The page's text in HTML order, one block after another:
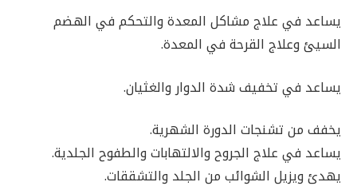
يساعد في علاج مشاكل المعدة والتحكم في الهضم
السيئ وعلاج القرحة في المعدة.
يساعد في تخفيف شدة الدوار والغثيان.
يخفف من تشنجات الدورة الشهرية.
يساعد في علاج الجروح والالتهابات والطفوح الجلدية.
يهدئ ويزيل الشوائب من الجلد والتشققات.